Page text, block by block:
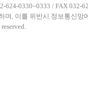
624-0330~0333 / FAX 032-
며, 이를 위반시 정보통신망